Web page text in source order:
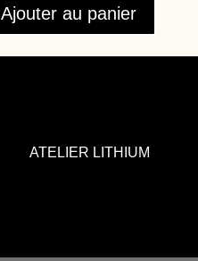
Ajouter au panier
ATELIER LITHIUM